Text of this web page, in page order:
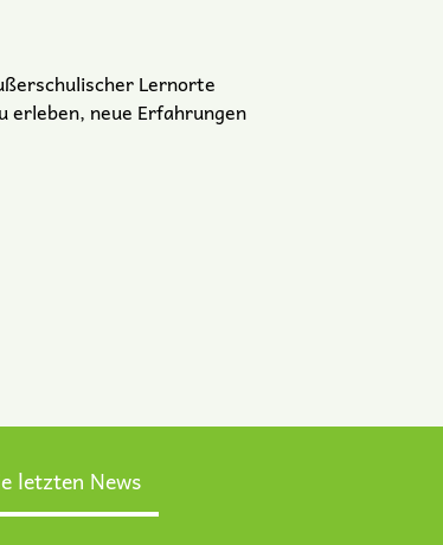
Lernorte
erleben, neue Erfahrungen
letzten News